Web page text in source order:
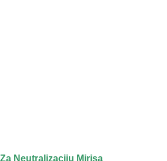
Neutralizaciju Mirisa